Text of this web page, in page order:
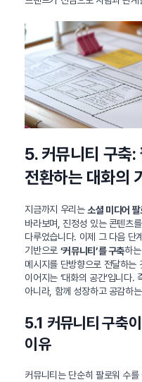
5. 커뮤니티 구축:
전환하는 대화의
지금까지 우리는소셜 미디어
바라보며, 진정성 있는 콘텐츠
다루었습니다. 이제 그 다음 단
기반으로 ‘커뮤니티’를 구축하
메시지를 단방향으로 전달하는
이어지는 ‘대화의 공간’입니다
아니라, 함께 성장하고 공감하
5.1 커뮤니티 구축
이유
커뮤니티는 단순히 팔로워 수